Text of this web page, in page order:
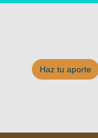
Haz tu aporte